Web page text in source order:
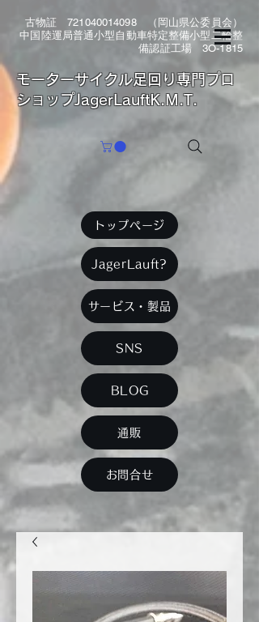
古物証 721040014098（岡山県公委員会）
中国陸運局普通小型自動車特定整備小型二輪整
備認証工場 3O-1815
​モーターサイクル足回り専門プロ
ショップJagerLauftK.M.T.
トップページ
JagerLauft?
サービス・製品
SNS
BLOG
通販
お問合せ